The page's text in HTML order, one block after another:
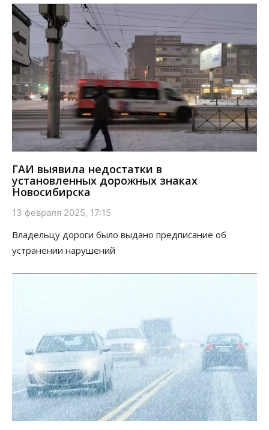
ГАИ выявила недостатки в
установленных дорожных знаках
Новосибирска
13 февраля 2025, 17:15
Владельцу дороги было выдано предписание об
устранении нарушений